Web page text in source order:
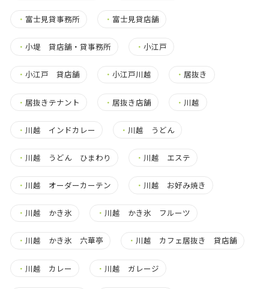
・ 富士見貸事務所 ・ 富士見貸店舗
・ 小堤 貸店舗・貸事務所 ・小江戸
・ 小江戸 貸店舗 ・小江戸川越 ・居抜き
・ 居抜きテナント ・ 居抜き店舗 ・ 川越
・ 川越 インドカレー ・ 川越 うどん
・ 川越 うどん ひまわり ・ 川越 エステ
・ 川越 オーダーカーテン ・ 川越 お好み焼き
・ 川越 かき氷 ・ 川越 かき氷 フルーツ
・ 川越 かき氷 六華亭 ・ 川越 カフェ居抜き 貸店舗
・ 川越 カレー ・ 川越 ガレージ